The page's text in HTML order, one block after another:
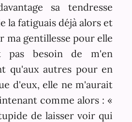
sa tendresse
la fatiguais déjà alors et
ma gentillesse pour elle
pas besoin de m'en
qu'aux autres pour en
d'eux, elle ne m'aurait
comme alors : «
de laisser voir qui